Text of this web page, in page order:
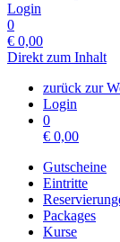
Login
0
€ 0,00
Direkt zum Inhalt
zurück zur
Login
0
€ 0,00
Gutscheine
Eintritte
Packages
Kurse